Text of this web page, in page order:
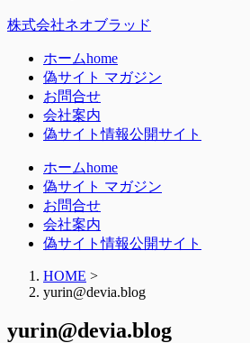
株式会社ネオブラッド
ホームhome
偽サイト マガジン
お問合せ
会社案内
偽サイト情報公開サイト
ホームhome
偽サイト マガジン
お問合せ
会社案内
偽サイト情報公開サイト
HOME >
yurin@devia.blog
yurin@devia.blog